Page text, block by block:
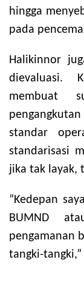
hingga
pada
Halikinnor
dievaluasi.
membuat
standar
standarisasi
jika tak layak,
“Kedepan
BUMND
pengamanan
tangki-